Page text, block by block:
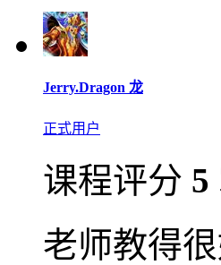
Jerry.Dragon 龙
正式用户
课程评分 5
老师教得